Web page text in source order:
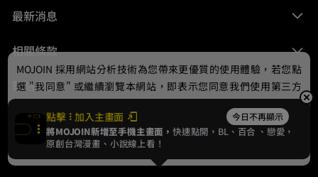
最新消息
相關條款
聯絡我們
© 2024 gamania Digital Entertainment Co., Ltd.
點擊 加入主畫面 今日不再顯示
將MOJOIN新增至手機主畫面，快速點開，BL、 百合 、戀愛，
原創台灣漫畫、小說線上看！
MOJOIN 採用網站分析技術為您帶來更優質的使用體驗，若您點
選 "我同意" 或繼續瀏覽本網站，即表示您同意我們使用第三方
Cookie，欲瞭解更多資訊請見隱私權政策。
我同意